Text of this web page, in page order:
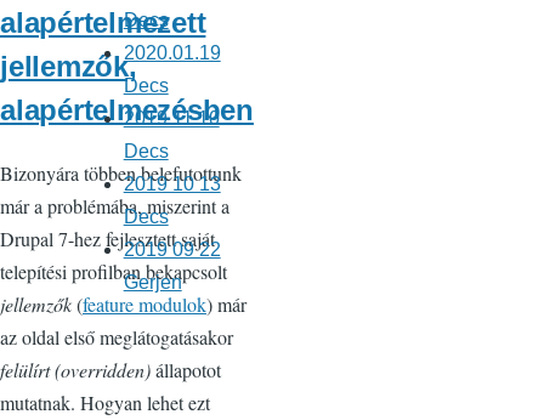
alapértelmezett
jellemzők,
alapértelmezésben
Bizonyára többen belefutottunk
már a problémába, miszerint a
Drupal 7-hez fejlesztett saját
telepítési profilban bekapcsolt
jellemzők(feature modulok) már
az oldal első meglátogatásakor
felülírt (overridden)állapotot
mutatnak. Hogyan lehet ezt
Decs
2020.01.19
Decs
2019 11 10
Decs
2019 10 13
Decs
2019 09 22
Gerjen